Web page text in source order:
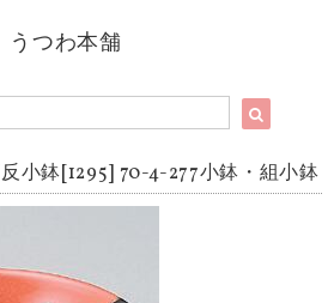
うつわ本舗
小鉢[1295] 70-4-277小鉢・組小鉢